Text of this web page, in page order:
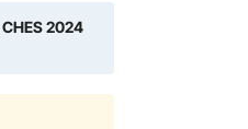
CHES 2024